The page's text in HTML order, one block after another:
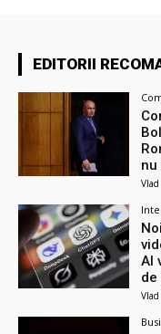
EDITORII
Vlad
AI
de
Vlad